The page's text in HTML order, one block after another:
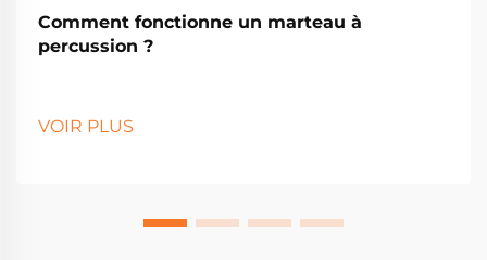
Comment fonctionne un marteau à
percussion ?
VOIR PLUS